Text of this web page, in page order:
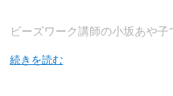
ビーズワーク講師の小坂あや子